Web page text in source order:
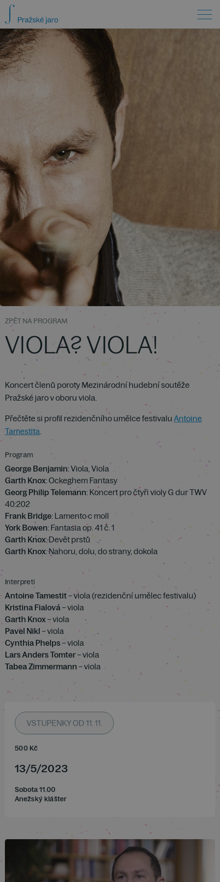
ZPĚT NA PROGRAM
VIOLA? VIOLA!
Koncert členů poroty Mezinárodní hudební soutěže
Pražské jaro v oboru viola.
Přečtěte si profil rezidenčního umělce festivalu Antoine
Tamestita.
Program
George Benjamin: Viola, Viola
Garth Knox: Ockeghem Fantasy
Georg Philip Telemann: Koncert pro čtyři violy G dur TWV
40:202
Frank Bridge: Lamento c moll
York Bowen: Fantasia op. 41 č. 1
Garth Knox: Devět prstů
Garth Knox: Nahoru, dolu, do strany, dokola
Interpreti
Antoine Tamestit– viola (rezidenční umělec festivalu)
Kristina Fialová– viola
Garth Knox– viola
Pavel Nikl – viola
Cynthia Phelps– viola
Lars Anders Tomter– viola
Tabea Zimmermann – viola
VSTUPENKY OD 11. 11.
500 Kč
13/5/2023
Sobota 11.00
Anežský klášter